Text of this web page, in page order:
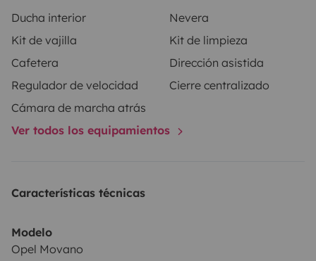
conectado incluso en los lugares más remotos con
Starlink(Internet satelital de alta velocidad) por
€/semana
Viaja con tu mejor amigo: Aceptamos
mascotas (consultar condiciones) con un suplemento
de limpieza de50 €
Ducha interior
Nevera
Kit de vajilla
Kit de limpieza
Cafetera
Dirección asistida
Regulador de velocidad
Cierre centralizado
Cámara de marcha atrás
Ver todos los equipamientos
Características técnicas
Modelo
Opel Movano